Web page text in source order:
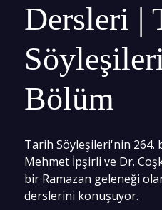
Dersleri |
Bölüm
Tarih Söyleşileri'nin 264.
Mehmet İpşirli ve Dr.
bir Ramazan geleneği
derslerini konuşuyor.